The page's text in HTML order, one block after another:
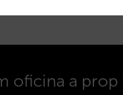
oficina a prop